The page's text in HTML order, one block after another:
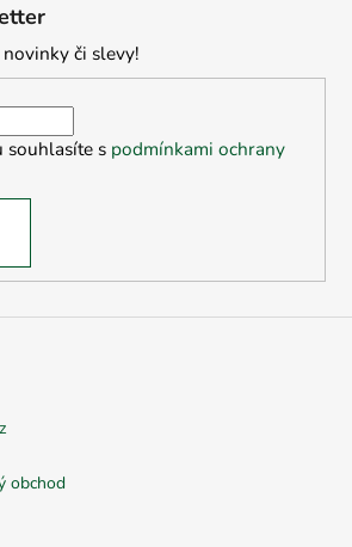
novinky či slevy!
s podmínkami ochrany
obchod